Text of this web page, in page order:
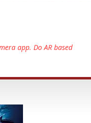
app. Do AR based